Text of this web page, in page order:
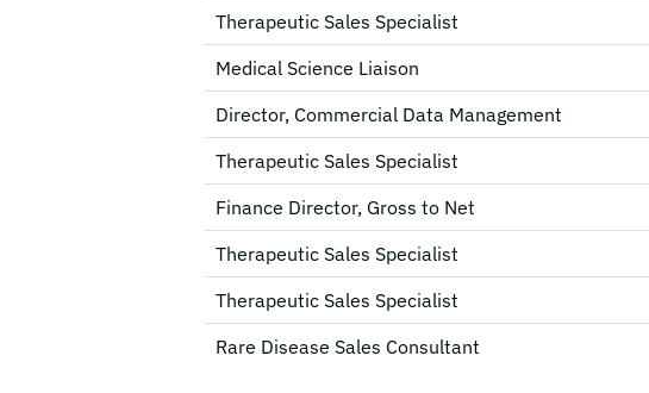
Therapeutic Sales Specialist
Medical Science Liaison
Director, Commercial Data Management
Therapeutic Sales Specialist
Finance Director, Gross to Net
Therapeutic Sales Specialist
Therapeutic Sales Specialist
Rare Disease Sales Consultant